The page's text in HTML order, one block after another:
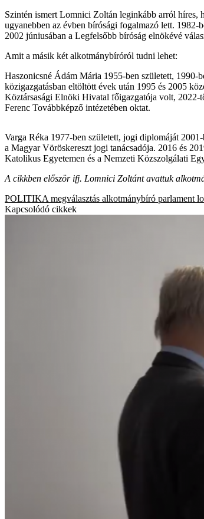
Szintén ismert Lomnici Zoltán leginkább arról híres,
ugyanebben az évben bírósági fogalmazó lett.
2002 júniusában a Legfelsőbb bíróság elnökévé
Amit a másik két alkotmánybíróról tudni lehet:
Haszonicsné Ádám Mária 1955-ben született, 1990-
közigazgatásban eltöltött évek után 1995 és 2005
Köztársasági Elnöki Hivatal főigazgatója volt,
Ferenc Továbbképző intézetében oktat.
Varga Réka 1977-ben született, jogi diplomáját
a Magyar Vöröskereszt jogi tanácsadója. 2016 és
Katolikus Egyetemen és a Nemzeti Közszolgálati
A cikkben először ifj. Lomnici Zoltánt avattuk
POLITIKA megválasztás alkotmánybíró parlament
Kapcsolódó cikkek